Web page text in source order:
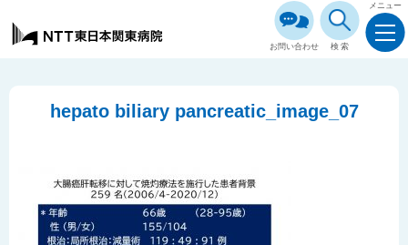
お問い合わせ 検索
メニュー
hepato biliary pancreatic_image_07